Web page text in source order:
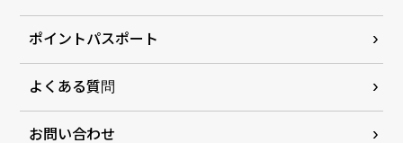
ポイントパスポート
よくある質問
お問い合わせ